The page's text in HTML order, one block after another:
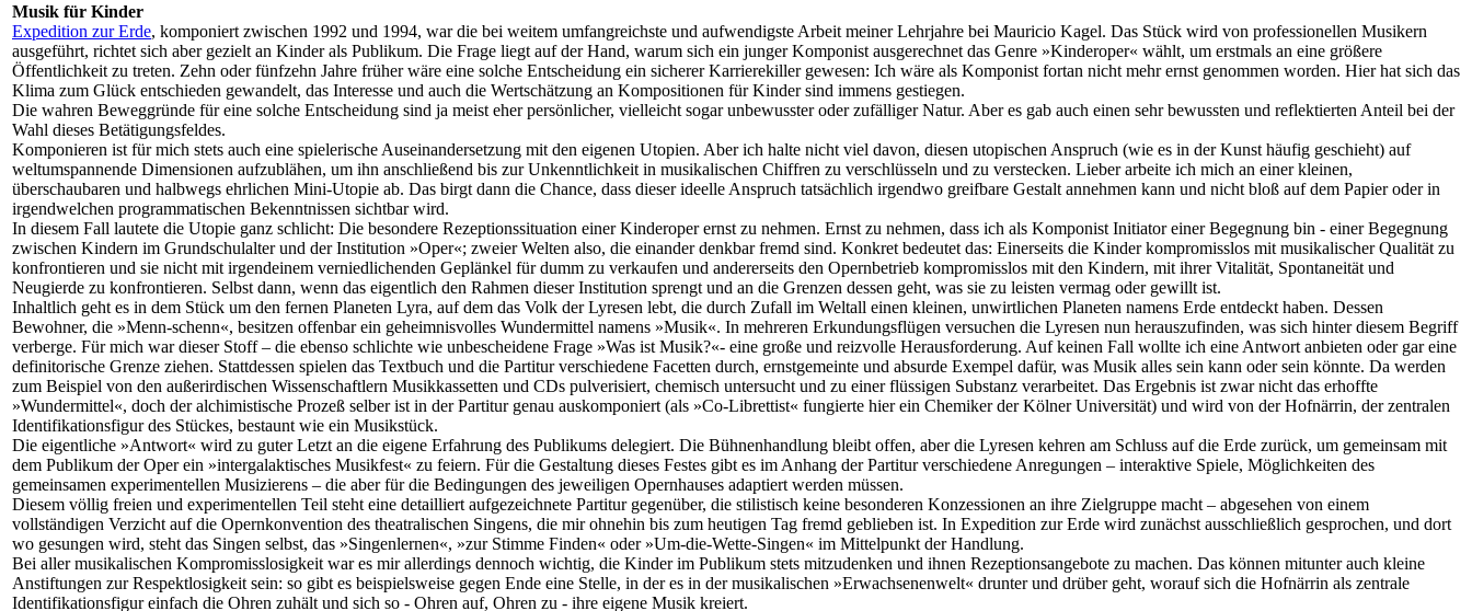
Musik für Kinder
Expedition zur Erde, komponiert zwischen 1992 und 1994, war die bei weitem umfangreichste und aufwendigste Arbeit meiner Lehrjahre bei Mauricio Kagel. Das Stück wird von professionellen Musikern
ausgeführt, richtet sich aber gezielt an Kinder als Publikum. Die Frage liegt auf der Hand, warum sich ein junger Komponist ausgerechnet das Genre »Kinderoper« wählt, um erstmals an eine größere
Öffentlichkeit zu treten. Zehn oder fünfzehn Jahre früher wäre eine solche Entscheidung ein sicherer Karrierekiller gewesen: Ich wäre als Komponist fortan nicht mehr ernst genommen worden. Hier hat sich das
Klima zum Glück entschieden gewandelt, das Interesse und auch die Wertschätzung an Kompositionen für Kinder sind immens gestiegen.
Die wahren Beweggründe für eine solche Entscheidung sind ja meist eher persönlicher, vielleicht sogar unbewusster oder zufälliger Natur. Aber es gab auch einen sehr bewussten und reflektierten Anteil bei der
Wahl dieses Betätigungsfeldes.
Komponieren ist für mich stets auch eine spielerische Auseinandersetzung mit den eigenen Utopien. Aber ich halte nicht viel davon, diesen utopischen Anspruch (wie es in der Kunst häufig geschieht) auf
weltumspannende Dimensionen aufzublähen, um ihn anschließend bis zur Unkenntlichkeit in musikalischen Chiffren zu verschlüsseln und zu verstecken. Lieber arbeite ich mich an einer kleinen,
überschaubaren und halbwegs ehrlichen Mini-Utopie ab. Das birgt dann die Chance, dass dieser ideelle Anspruch tatsächlich irgendwo greifbare Gestalt annehmen kann und nicht bloß auf dem Papier oder in
irgendwelchen programmatischen Bekenntnissen sichtbar wird.
In diesem Fall lautete die Utopie ganz schlicht: Die besondere Rezeptionssituation einer Kinderoper ernst zu nehmen. Ernst zu nehmen, dass ich als Komponist Initiator einer Begegnung bin - einer Begegnung
zwischen Kindern im Grundschulalter und der Institution »Oper«; zweier Welten also, die einander denkbar fremd sind. Konkret bedeutet das: Einerseits die Kinder kompromisslos mit musikalischer Qualität zu
konfrontieren und sie nicht mit irgendeinem verniedlichenden Geplänkel für dumm zu verkaufen und andererseits den Opernbetrieb kompromisslos mit den Kindern, mit ihrer Vitalität, Spontaneität und
Neugierde zu konfrontieren. Selbst dann, wenn das eigentlich den Rahmen dieser Institution sprengt und an die Grenzen dessen geht, was sie zu leisten vermag oder gewillt ist.
Inhaltlich geht es in dem Stück um den fernen Planeten Lyra, auf dem das Volk der Lyresen lebt, die durch Zufall im Weltall einen kleinen, unwirtlichen Planeten namens Erde entdeckt haben. Dessen
Bewohner, die »Menn-schenn«, besitzen offenbar ein geheimnisvolles Wundermittel namens »Musik«. In mehreren Erkundungsflügen versuchen die Lyresen nun herauszufinden, was sich hinter diesem Begriff
verberge. Für mich war dieser Stoff – die ebenso schlichte wie unbescheidene Frage »Was ist Musik?«- eine große und reizvolle Herausforderung. Auf keinen Fall wollte ich eine Antwort anbieten oder gar eine
definitorische Grenze ziehen. Stattdessen spielen das Textbuch und die Partitur verschiedene Facetten durch, ernstgemeinte und absurde Exempel dafür, was Musik alles sein kann oder sein könnte. Da werden
zum Beispiel von den außerirdischen Wissenschaftlern Musikkassetten und CDs pulverisiert, chemisch untersucht und zu einer flüssigen Substanz verarbeitet. Das Ergebnis ist zwar nicht das erhoffte
»Wundermittel«, doch der alchimistische Prozeß selber ist in der Partitur genau auskomponiert (als »Co-Librettist« fungierte hier ein Chemiker der Kölner Universität) und wird von der Hofnärrin, der zentralen
Identifikationsfigur des Stückes, bestaunt wie ein Musikstück.
Die eigentliche »Antwort« wird zu guter Letzt an die eigene Erfahrung des Publikums delegiert. Die Bühnenhandlung bleibt offen, aber die Lyresen kehren am Schluss auf die Erde zurück, um gemeinsam mit
dem Publikum der Oper ein »intergalaktisches Musikfest« zu feiern. Für die Gestaltung dieses Festes gibt es im Anhang der Partitur verschiedene Anregungen – interaktive Spiele, Möglichkeiten des
gemeinsamen experimentellen Musizierens – die aber für die Bedingungen des jeweiligen Opernhauses adaptiert werden müssen.
Diesem völlig freien und experimentellen Teil steht eine detailliert aufgezeichnete Partitur gegenüber, die stilistisch keine besonderen Konzessionen an ihre Zielgruppe macht – abgesehen von einem
vollständigen Verzicht auf die Opernkonvention des theatralischen Singens, die mir ohnehin bis zum heutigen Tag fremd geblieben ist. In Expedition zur Erde wird zunächst ausschließlich gesprochen, und dort
wo gesungen wird, steht das Singen selbst, das »Singenlernen«, »zur Stimme Finden« oder »Um-die-Wette-Singen« im Mittelpunkt der Handlung.
Bei aller musikalischen Kompromisslosigkeit war es mir allerdings dennoch wichtig, die Kinder im Publikum stets mitzudenken und ihnen Rezeptionsangebote zu machen. Das können mitunter auch kleine
Anstiftungen zur Respektlosigkeit sein: so gibt es beispielsweise gegen Ende eine Stelle, in der es in der musikalischen »Erwachsenenwelt« drunter und drüber geht, worauf sich die Hofnärrin als zentrale
Identifikationsfigur einfach die Ohren zuhält und sich so - Ohren auf, Ohren zu - ihre eigene Musik kreiert.